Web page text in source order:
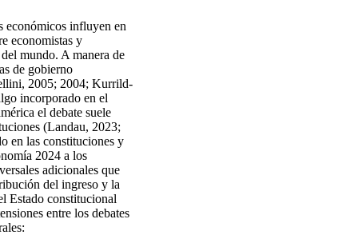
económicos influyen en
economistas y
mundo. A manera de
de gobierno
2005; 2004; Kurrild-
incorporado en el
el debate suele
(Landau, 2023;
en las constituciones y
2024 a los
adicionales que
del ingreso y la
Estado constitucional
entre los debates